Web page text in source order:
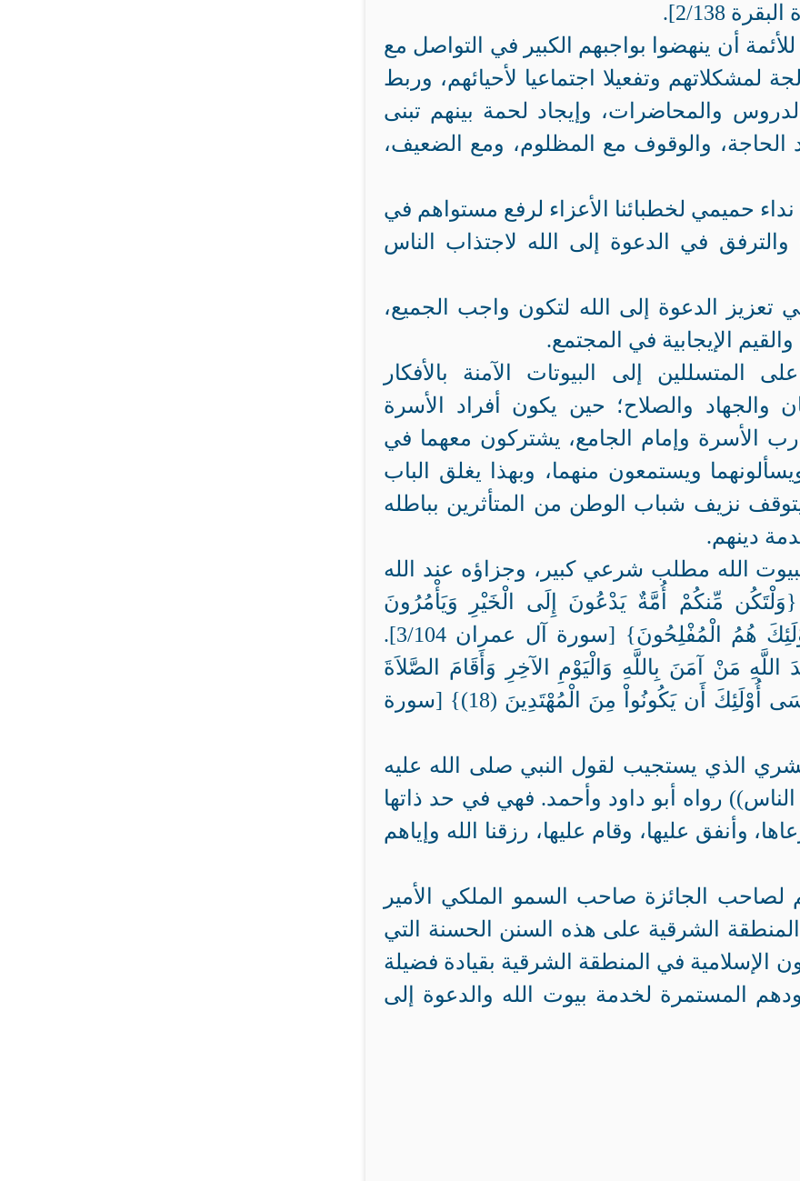
2/138].
أن ينهضوا بواجبهم الكبير في التواصل مع
لمشكلاتهم وتفعيلا اجتماعيا لأحيائهم، وربط
والمحاضرات، وإيجاد لحمة بينهم تبنى
والوقوف مع المظلوم، ومع الضعيف،
نداء حميمي لخطبائنا الأعزاء لرفع مستواهم في
والترفق في الدعوة إلى الله لاجتذاب الناس
تعزيز الدعوة إلى الله لتكون واجب الجميع،
الإيجابية في المجتمع.
المتسللين إلى البيوتات الآمنة بالأفكار
والجهاد والصلاح؛ حين يكون أفراد الأسرة
الأسرة وإمام الجامع، يشتركون معهما في
ويستمعون منهما، وبهذا يغلق الباب
نزيف شباب الوطن من المتأثرين بباطله
دينهم.
ببيوت الله مطلب شرعي كبير، وجزاؤه عند الله
مِّنكُمْ أُمَّةٌ يَدْعُونَ إِلَى الْخَيْرِ وَيَأْمُرُونَ
بِالْمَعْرُوفِ وَيَنْهَوْنَ عَنِ الْمُنكَرِ وَأُوْلَئِكَ هُمُ الْمُفْلِحُونَ} [سورة آل عمران 3/104].
مَنْ آمَنَ بِاللَّهِ وَالْيَوْمِ الآخِرِ وَأَقَامَ الصَّلاَةَ
وَآتَى الزَّكَاةَ وَلَمْ يَخْشَ إِلاَّ اللَّهَ فَعَسَى أُوْلَئِكَ أَن يَكُونُواْ مِنَ الْمُهْتَدِينَ (18)} [سورة
الذي يستجيب لقول النبي صلى الله عليه
رواه أبو داود وأحمد. فهي في حد ذاتها
وأنفق عليها، وقام عليها، رزقنا الله وإياهم
لصاحب الجائزة صاحب السمو الملكي الأمير
الشرقية على هذه السنن الحسنة التي
الإسلامية في المنطقة الشرقية بقيادة فضيلة
المستمرة لخدمة بيوت الله والدعوة إلى